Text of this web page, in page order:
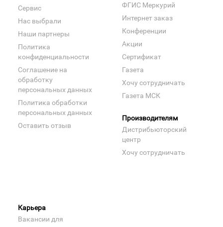
Сервис
Нас выбрали
Наши партнеры
Политика
конфиденциальности
Соглашение на
обработку
персональных данных
Политика обработки
персональных данных
Оставить отзыв
ФГИС Меркурий
Интернет заказ
Конференции
Акции
Сертификат
Газета
Хочу сотрудничать
Газета МСК
Производителям
Дистрибьюторский
центр
Хочу сотрудничать
Карьера
Вакансии для